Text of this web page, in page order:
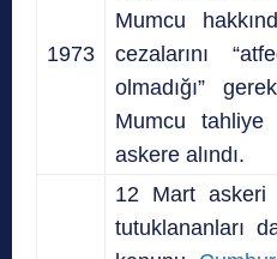
1973
Mumcu
cezalarını
olmadığı”
Mumcu
askere alındı.
12 Mart askeri
tutuklananları